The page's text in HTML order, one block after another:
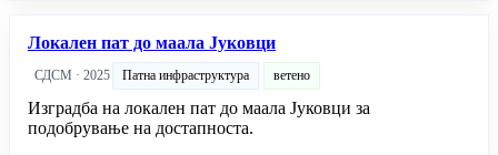
Локален пат до маала Јуковци
СДСМ · 2025 Патна инфраструктура ветено
Изградба на локален пат до маала Јуковци за
подобрување на достапноста.